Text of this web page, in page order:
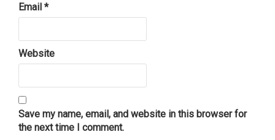
Email *
Website
Save my name, email, and website in this browser for
the next time I comment.